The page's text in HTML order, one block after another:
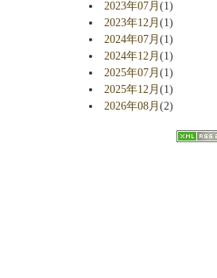
2023年07月(1)
2023年12月(1)
2024年07月(1)
2024年12月(1)
2025年07月(1)
2025年12月(1)
2026年08月(2)